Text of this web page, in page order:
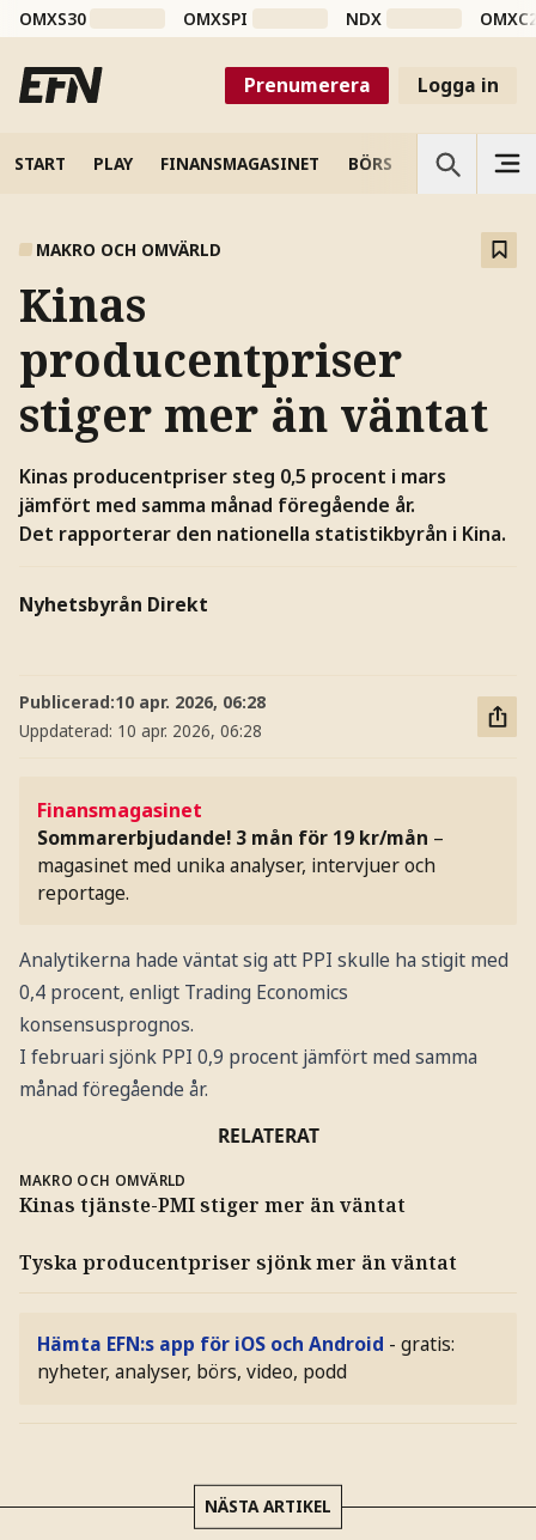
OMXS30 OMXSPI NDX
Prenumerera Logga in
START PLAY FINANSMAGASINET BÖRS VETENSKAP
MAKRO OCH OMVÄRLD
Kinas
producentpriser
stiger mer än väntat
Kinas producentpriser steg 0,5 procent i mars
jämfört med samma månad föregående år.
Det rapporterar den nationella statistikbyrån i Kina.
Nyhetsbyrån Direkt
Publicerad:10 apr. 2026, 06:28
Uppdaterad: 10 apr. 2026, 06:28
Finansmagasinet
Sommarerbjudande! 3 mån för 19 kr/mån –
magasinet med unika analyser, intervjuer och
reportage.
Analytikerna hade väntat sig att PPI skulle ha stigit med
0,4 procent, enligt Trading Economics
konsensusprognos.
I februari sjönk PPI 0,9 procent jämfört med samma
månad föregående år.
RELATERAT
MAKRO OCH OMVÄRLD
Kinas tjänste-PMI stiger mer än väntat
Tyska producentpriser sjönk mer än väntat
Hämta EFN:s app för iOS och Android - gratis:
nyheter, analyser, börs, video, podd
NÄSTA ARTIKEL